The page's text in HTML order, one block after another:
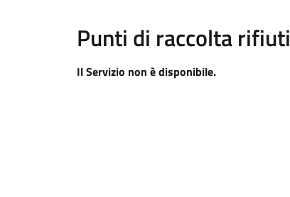
Punti di raccolta rifiuti
Il Servizio non è disponibile.